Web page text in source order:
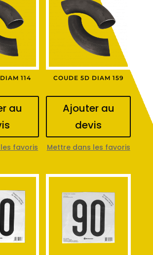
114
au
favoris
COUDE 5D DIAM 159
Ajouter au
devis
Mettre dans les favoris